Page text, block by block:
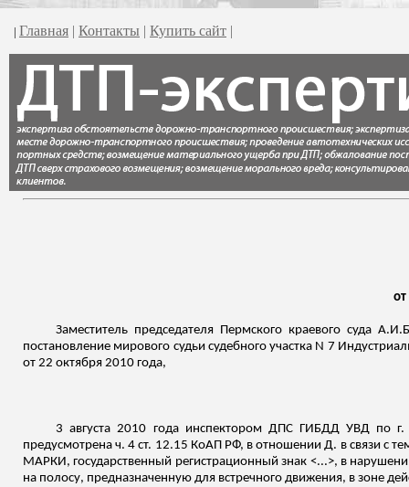
| Главная | Контакты | Купить сайт |
Заместитель председателя Пермского краевого суда
постановление мирового судьи судебного участка N 7
от 22 октября 2010 года,
3 августа 2010 года инспектором ДПС ГИБДД УВД по г.
предусмотрена ч. 4 ст. 12.15 КоАП РФ, в отношении Д. в связи с
МАРКИ, государственный регистрационный знак <...>, в
на полосу, предназначенную для встречного движения, в зоне